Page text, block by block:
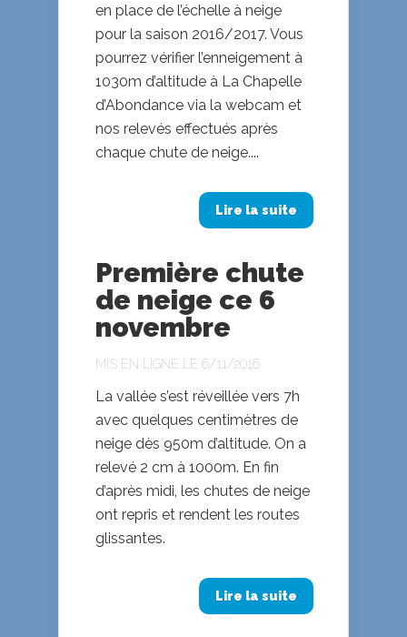
en place de l’échelle à neige
pour la saison 2016/2017. Vous
pourrez vérifier l’enneigement à
1030m d’altitude à La Chapelle
d’Abondance via la webcam et
nos relevés effectués après
chaque chute de neige....
Lire la suite
Première chute
de neige ce 6
novembre
MIS EN LIGNE LE 6/11/2016
La vallée s’est réveillée vers 7h
avec quelques centimètres de
neige dès 950m d’altitude. On a
relevé 2 cm à 1000m. En fin
d’après midi, les chutes de neige
ont repris et rendent les routes
glissantes.
Lire la suite